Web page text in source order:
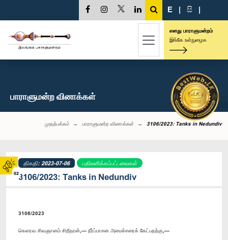
02
E | සි |
எனது பாராளுமன்றம்
இங்கே உள்நுழைக
பாராளுமன்ற வினாக்கள்
முதற்பக்கம் பாராளுமன்ற வினாக்கள் 3106/2023: Tanks in Nedundiv
திகதி: 2023-07-06 பதிலளிக்கப்பட்டவைகள்
3106/2023: Tanks in Nedundiv
3106/2023
கெளரவ சிவஞானம் சிறீதரன்,— நீர்ப்பாசன அமைச்சரைக் கேட்பதற்கு,—